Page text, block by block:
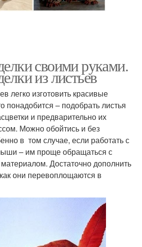
своими руками.
из листьев
легко изготовить красивые
понадобится – подобрать листья
и предварительно их
Можно обойтись и без
в том случае, если работать с
– им проще обращаться с
Достаточно дополнить
они перевоплощаются в